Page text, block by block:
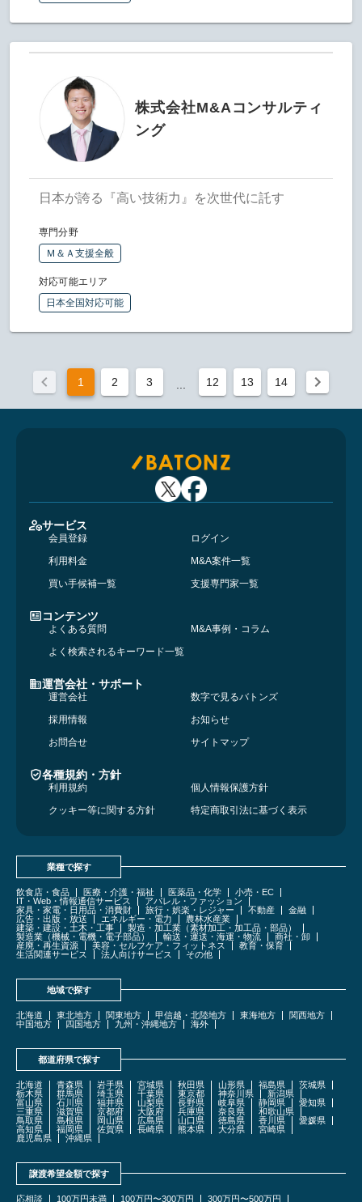
株式会社M&Aコンサルティ
ング
日本が誇る『高い技術力』を次世代に託す
専門分野
Ｍ＆Ａ支援全般
対応可能エリア
日本全国対応可能
1 2 3 12 13 14
サービス
会員登録
ログイン
利用料金
M&A案件一覧
買い手候補一覧
支援専門家一覧
コンテンツ
よくある質問
M&A事例・コラム
よく検索されるキーワード一覧
運営会社・サポート
運営会社
数字で見るバトンズ
採用情報
お知らせ
お問合せ
サイトマップ
各種規約・方針
利用規約
個人情報保護方針
クッキー等に関する方針
特定商取引法に基づく表示
業種で探す
飲食店・食品 医療・介護・福祉 医薬品・化学
小売・EC
IT・Web・情報通信サービス
アパレル・ファッション
家具・家電・日用品・消費財
旅行・娯楽・レジャー 不動産
金融
広告・出版・放送
エネルギー・電力
農林水産業
建築・建設・土木・工事
製造・加工業（素材加工・加工品・部品）
製造業（機械・電機・電子部品）
輸送・運送・海運・物流
商社・卸
産廃・再生資源
美容・セルフケア・フィットネス
教育・保育
生活関連サービス
法人向けサービス その他
地域で探す
北海道 東北地方 関東地方 甲信越・北陸地方 東海地方
関西地方
中国地方
四国地方 九州・沖縄地方 海外
都道府県で探す
北海道 青森県 岩手県 宮城県 秋田県 山形県 福島県
茨城県
栃木県
群馬県 埼玉県 千葉県 東京都 神奈川県
新潟県
富山県
石川県 福井県 山梨県 長野県 岐阜県 静岡県
愛知県
三重県
滋賀県 京都府 大阪府 兵庫県 奈良県
和歌山県
鳥取県
島根県 岡山県 広島県 山口県 徳島県 香川県
愛媛県
高知県
福岡県 佐賀県 長崎県 熊本県 大分県
宮崎県
鹿児島県
沖縄県
譲渡希望金額で探す
応相談 100万円未満 100万円〜300万円 300万円〜500万円